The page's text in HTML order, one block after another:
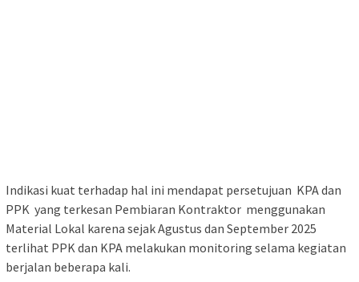
Indikasi kuat terhadap hal ini mendapat persetujuan KPA dan
PPK yang terkesan Pembiaran Kontraktor menggunakan
Material Lokal karena sejak Agustus dan September 2025
terlihat PPK dan KPA melakukan monitoring selama kegiatan
berjalan beberapa kali.